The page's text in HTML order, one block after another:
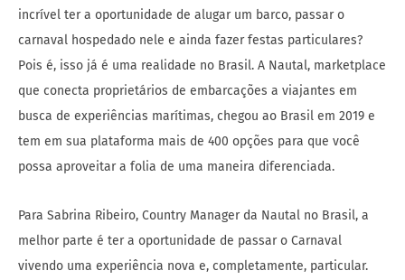
incrível ter a oportunidade de alugar um barco, passar o
carnaval hospedado nele e ainda fazer festas particulares?
Pois é, isso já é uma realidade no Brasil. A Nautal, marketplace
que conecta proprietários de embarcações a viajantes em
busca de experiências marítimas, chegou ao Brasil em 2019 e
tem em sua plataforma mais de 400 opções para que você
possa aproveitar a folia de uma maneira diferenciada.
Para Sabrina Ribeiro, Country Manager da Nautal no Brasil, a
melhor parte é ter a oportunidade de passar o Carnaval
vivendo uma experiência nova e, completamente, particular.